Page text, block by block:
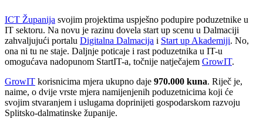
ICT Županija svojim projektima uspješno podupire poduzetnike u
IT sektoru. Na novu je razinu dovela start up scenu u Dalmaciji
zahvaljujući portalu Digitalna Dalmacija i Start up Akademiji. No,
ona ni tu ne staje. Daljnje poticaje i rast poduzetnika u IT-u
omogućava nadopunom StartIT-a, točnije natječajem GrowIT.
GrowIT korisnicima mjera ukupno daje 970.000 kuna. Riječ je,
naime, o dvije vrste mjera namijenjenih poduzetnicima koji će
svojim stvaranjem i uslugama doprinijeti gospodarskom razvoju
Splitsko-dalmatinske županije.